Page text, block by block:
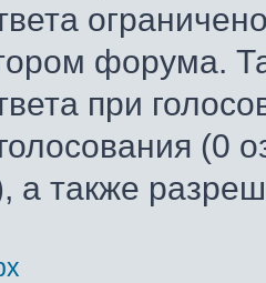
форума.
при
(0
а также